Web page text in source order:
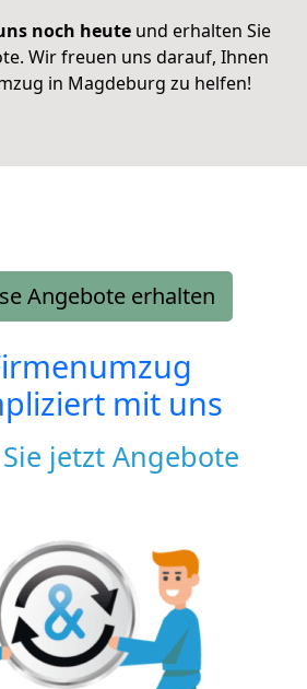
noch heute und erhalten Sie
Wir freuen uns darauf, Ihnen
in Magdeburg zu helfen!
Angebote erhalten
mit uns
jetzt Angebote